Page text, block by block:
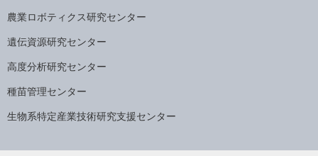
農業ロボティクス研究センター
遺伝資源研究センター
高度分析研究センター
種苗管理センター
生物系特定産業技術研究支援センター